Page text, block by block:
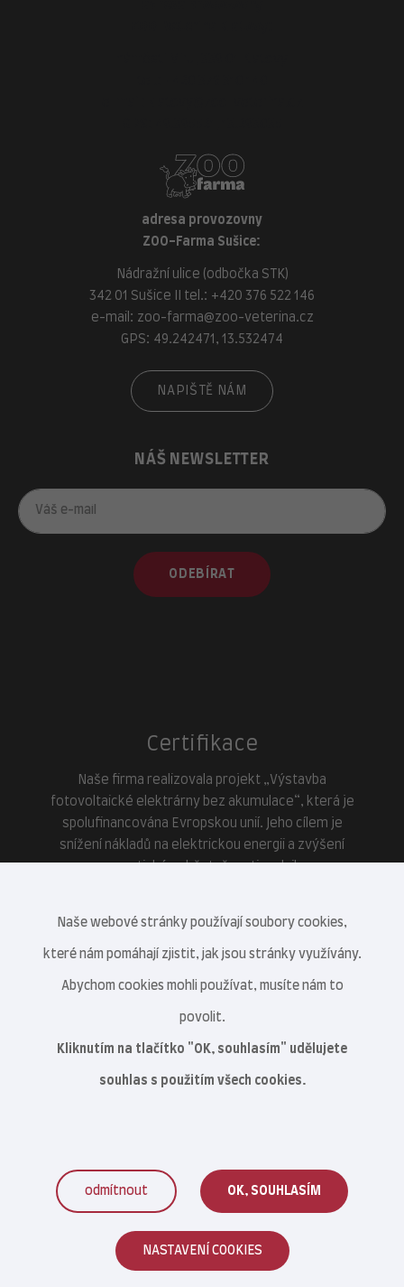
adresa provozovny
ZOO-Farma Sušice:
Nádražní ulice (odbočka STK)
342 01 Sušice II tel.: +420 376 522 146
e-mail: zoo-farma@zoo-veterina.cz
GPS: 49.242471, 13.532474
NAPIŠTĚ NÁM
NÁŠ NEWSLETTER
ODEBÍRAT
Certifikace
Naše firma realizovala projekt „Výstavba
fotovoltaické elektrárny bez akumulace“, která je
spolufinancována Evropskou unií. Jeho cílem je
snížení nákladů na elektrickou energii a zvýšení
Veterinární centrum s.r.o. © 2021–2026
Naše webové stránky používají soubory cookies,
které nám pomáhají zjistit, jak jsou stránky využívány.
Abychom cookies mohli používat, musíte nám to
povolit.
Kliknutím na tlačítko "OK, souhlasím" udělujete
souhlas s použitím všech cookies.
odmítnout OK, SOUHLASÍM
NASTAVENÍ COOKIES